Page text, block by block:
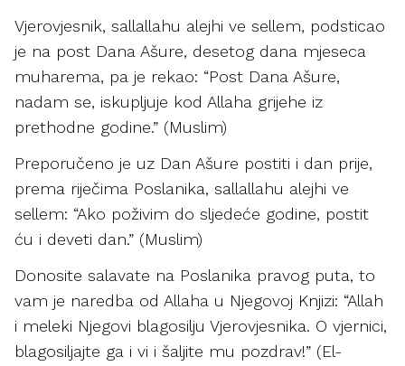
Vjerovjesnik, sallallahu alejhi ve sellem, podsticao
je na post Dana Ašure, desetog dana mjeseca
muharema, pa je rekao: “Post Dana Ašure,
nadam se, iskupljuje kod Allaha grijehe iz
prethodne godine.” (Muslim)
Preporučeno je uz Dan Ašure postiti i dan prije,
prema riječima Poslanika, sallallahu alejhi ve
sellem: “Ako poživim do sljedeće godine, postit
ću i deveti dan.” (Muslim)
Donosite salavate na Poslanika pravog puta, to
vam je naredba od Allaha u Njegovoj Knjizi: “Allah
i meleki Njegovi blagosilju Vjerovjesnika. O vjernici,
blagosiljajte ga i vi i šaljite mu pozdrav!” (El-